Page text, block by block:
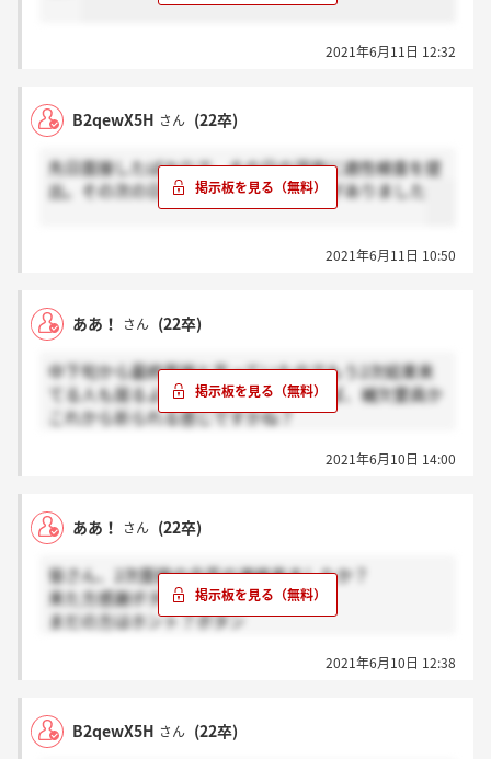
2021年6月11日 12:32
B2qewX5H さん (22卒)
先日面接したばかりで、その日の深夜に適性検査を提
出。その次の日の朝に電話で通過連絡がありました
2021年6月11日 10:50
ああ！ さん (22卒)
中下旬から最終面接と言っていたのでもう2次結果来
てる人も居るようなので今来てなければ、補欠要員か
これから祈られる感じですかね？
2021年6月10日 14:00
ああ！ さん (22卒)
皆さん、2次面接の合否の連絡来ましたか？
来た方感謝ボタン
まだの方はホント？ボタン
2021年6月10日 12:38
B2qewX5H さん (22卒)